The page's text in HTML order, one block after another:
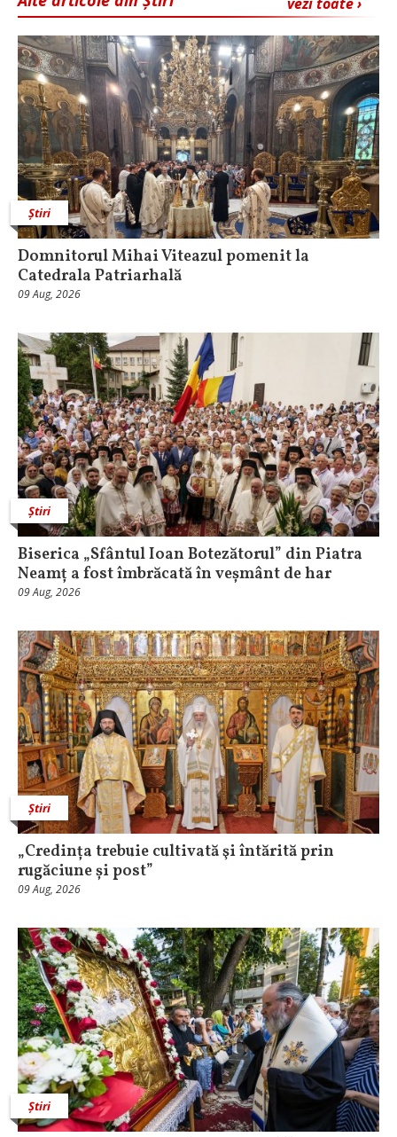
Știri
Domnitorul Mihai Viteazul pomenit la
Catedrala Patriarhală
09 Aug, 2026
Știri
Biserica „Sfântul Ioan Botezătorul” din Piatra
Neamț a fost îmbrăcată în veșmânt de har
09 Aug, 2026
Știri
„Credința trebuie cultivată şi întărită prin
rugăciune și post”
09 Aug, 2026
Știri